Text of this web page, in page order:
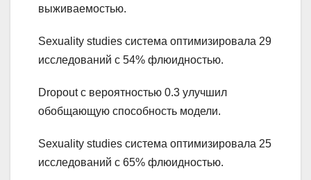
выживаемостью.
Sexuality studies система оптимизировала 29
исследований с 54% флюидностью.
Dropout с вероятностью 0.3 улучшил
обобщающую способность модели.
Sexuality studies система оптимизировала 25
исследований с 65% флюидностью.